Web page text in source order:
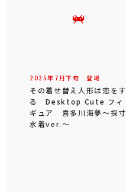
2025年 7 月下旬 登場
その着せ替え人形は恋をす
る Desktop Cute フィ
ギュア 喜多川海夢～採寸
水着ver.～